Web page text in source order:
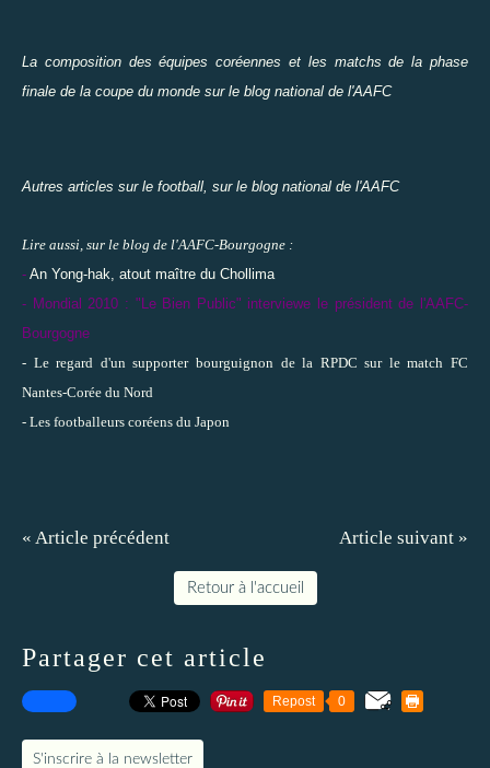
La composition des équipes coréennes et les matchs de la phase
finale de la coupe du monde sur le blog national de l'AAFC
Autres articles sur le football, sur le blog national de l'AAFC
Lire aussi, sur le blog de l'AAFC-Bourgogne :
- An Yong-hak, atout maître du Chollima
- Mondial 2010 : "Le Bien Public" interviewe le président de l'AAFC-
Bourgogne
- Le regard d'un supporter bourguignon de la RPDC sur le match FC
Nantes-Corée du Nord
- Les footballeurs coréens du Japon
« Article précédent Article suivant »
Retour à l'accueil
Partager cet article
Repost 0
S'inscrire à la newsletter